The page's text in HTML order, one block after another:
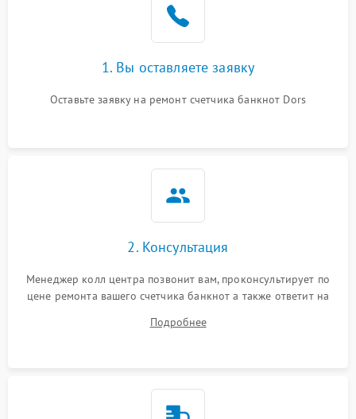
1. Вы оставляете заявку
Оставьте заявку на ремонт счетчика банкнот Dors
2. Консультация
Менеджер колл центра позвонит вам, проконсультирует по
цене ремонта вашего счетчика банкнот а также ответит на
Подробнее